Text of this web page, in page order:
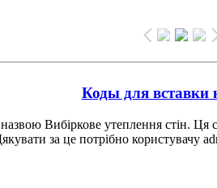
Коды для вставки
Вибіркове утеплення стін.
за це потрібно користувачу